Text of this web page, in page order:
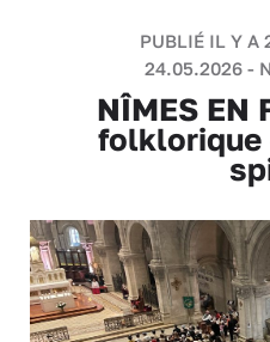
PUBLIÉ IL Y A
24.05.2026 -
NÎMES EN
folklorique